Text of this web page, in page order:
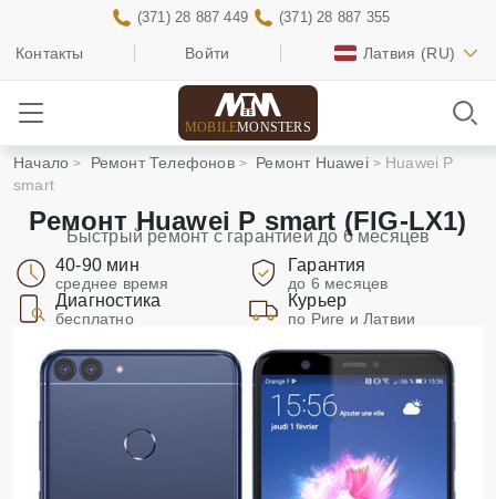
Контакты Войти Латвия (RU)
(371) 28 887 449 (371) 28 887 355
MOBILEMONSTERS
Начало Ремонт Телефонов Ремонт Huawei
Huawei P
smart
Ремонт Huawei P smart (FIG-LX1)
Быстрый ремонт с гарантией до 6 месяцев
40-90 мин
среднее время
Гарантия
до 6 месяцев
Диагностика
бесплатно
Курьер
по Риге и Латвии